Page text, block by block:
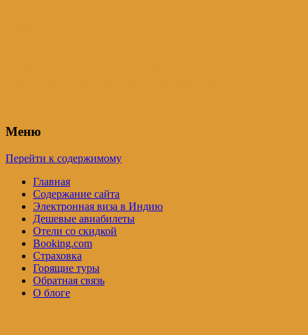
Меню
Перейти к содержимому
Главная
Содержание сайта
Электронная виза в Индию
Дешевые авиабилеты
Отели со скидкой
Booking.com
Страховка
Горящие туры
Обратная связь
О блоге